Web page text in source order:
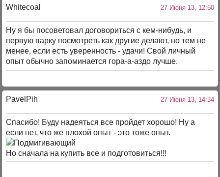
Whitecoal 27 Июня 13, 12:50
Ну я бы посоветовал договориться с кем-нибудь, и
первую варку посмотреть как другие делают, но тем не
менее, если есть уверенность - удачи! Свой личный
опыт обычно запоминается гора-а-аздо лучше.
PavelPih 27 Июня 13, 14:34
Спасибо! Буду надеяться все пройдет хорошо! Ну а
если нет, что же плохой опыт - это тоже опыт.
Но сначала на купить все и подготовиться!!!